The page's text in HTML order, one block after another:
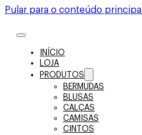
Pular para o conteúdo principal
INÍCIO
LOJA
PRODUTOS
BERMUDAS
BLUSAS
CALÇAS
CAMISAS
CINTOS